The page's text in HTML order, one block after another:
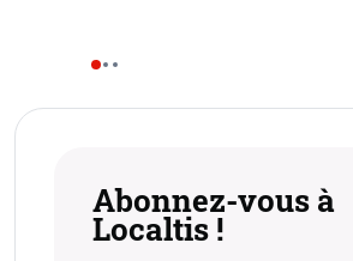
Abonnez-vous à
Localtis !